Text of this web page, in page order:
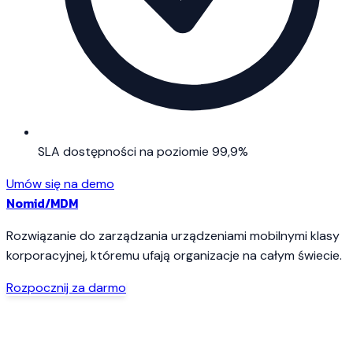
SLA dostępności na poziomie 99,9%
Umów się na demo
Nomid/MDM
Rozwiązanie do zarządzania urządzeniami mobilnymi klasy
korporacyjnej, któremu ufają organizacje na całym świecie.
Rozpocznij za darmo